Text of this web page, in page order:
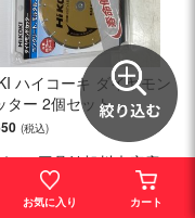
ハイコーキ ダイヤモン
ター 2個セット ...
バン工具館旭川末広店
お気に入り カート